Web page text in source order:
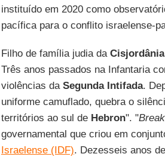
instituído em 2020 como
pacífica para o conflito israelense-
Filho de família judia da Cisjordânia
Três anos passados ​​na Infantaria
violências da Segunda Intifada.
uniforme camuflado, quebra o
territórios ao sul de Hebron". "
governamental que criou em
Israelense (IDF). Dezesseis anos